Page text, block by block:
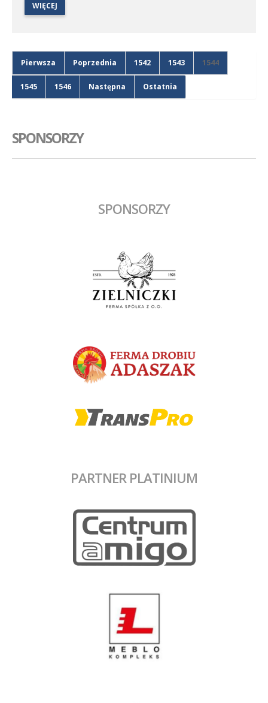
WIĘCEJ
Pierwsza Poprzednia 1542 1543 1544
1545 1546 Następna Ostatnia
SPONSORZY
SPONSORZY
PARTNER PLATINIUM